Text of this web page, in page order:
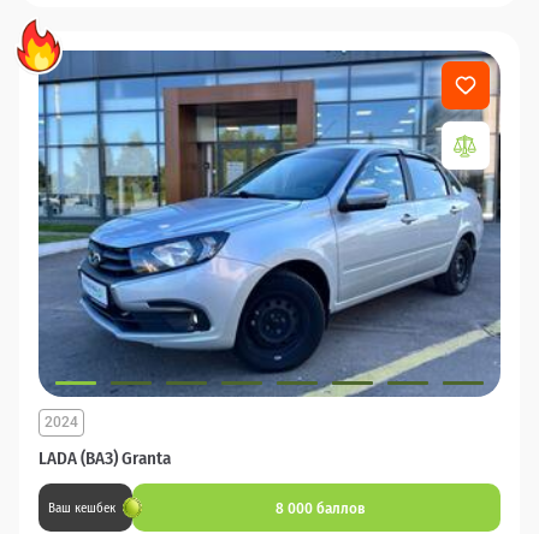
LADA (ВАЗ) Granta
2024
Ваш кешбек 8 000 баллов